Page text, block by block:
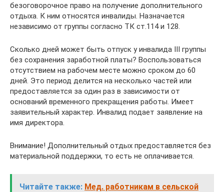
безоговорочное право на получение дополнительного
отдыха. К ним относятся инвалиды. Назначается
независимо от группы согласно ТК ст.114 и 128.
Сколько дней может быть отпуск у инвалида III группы
без сохранения заработной платы? Воспользоваться
отсутствием на рабочем месте можно сроком до 60
дней. Это период делится на несколько частей или
предоставляется за один раз в зависимости от
оснований временного прекращения работы. Имеет
заявительный характер. Инвалид подает заявление на
имя директора.
Внимание! Дополнительный отдых предоставляется без
материальной поддержки, то есть не оплачивается.
Читайте также: Мед. работникам в сельской